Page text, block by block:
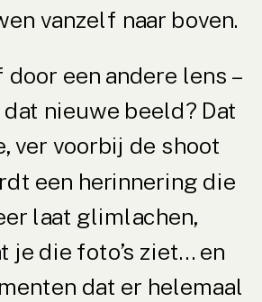
vanzelf naar boven.
een andere lens –
nieuwe beeld? Dat
ver voorbij de shoot
een herinnering die
laat glimlachen,
je die foto’s ziet… en
dat er helemaal